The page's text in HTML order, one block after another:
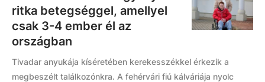
ritka betegséggel, amellyel
csak 3-4 ember él az
országban
Tivadar anyukája kíséretében kerekesszékkel érkezik a
megbeszélt találkozónkra. A fehérvári fiú kálváriája nyolc